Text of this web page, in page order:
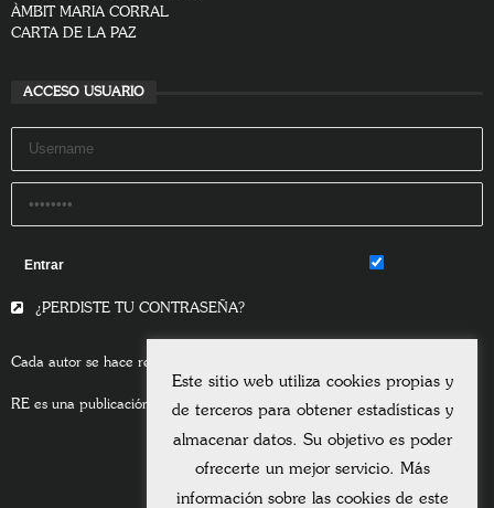
ÀMBIT MARIA CORRAL
CARTA DE LA PAZ
ACCESO USUARIO
¿PERDISTE TU CONTRASEÑA?
Cada autor se hace responsable del contenido de sus escritos.
RE es una publicación asociada a la Universitas Albertiana.
Este sitio web utiliza cookies propias y
de terceros para obtener estadísticas y
almacenar datos. Su objetivo es poder
ofrecerte un mejor servicio. Más
información sobre las cookies de este